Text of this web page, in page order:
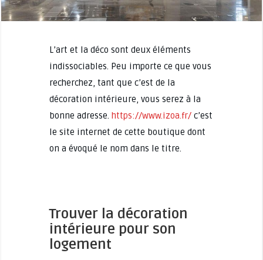
L’art et la déco sont deux éléments
indissociables. Peu importe ce que vous
recherchez, tant que c’est de la
décoration intérieure, vous serez à la
bonne adresse. https://www.izoa.fr/c’est
le site internet de cette boutique dont
on a évoqué le nom dans le titre.
Trouver la décoration
intérieure pour son
logement